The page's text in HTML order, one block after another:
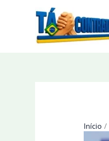
Início